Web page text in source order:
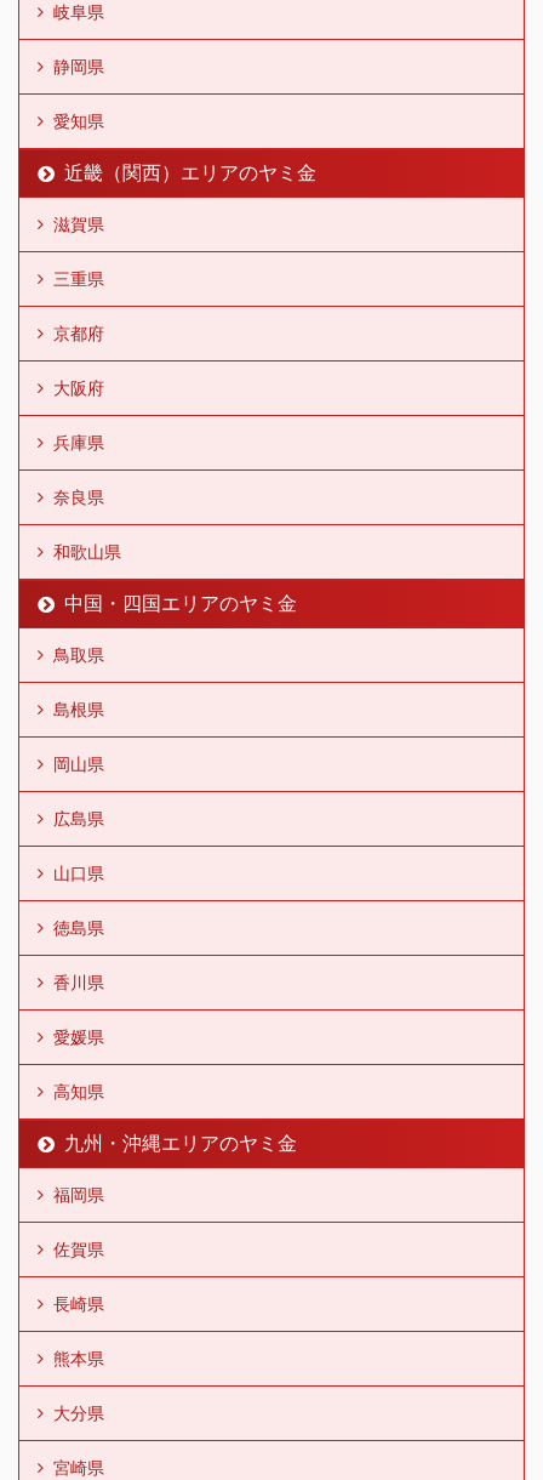
岐阜県
静岡県
愛知県
近畿（関西）エリアのヤミ金
滋賀県
三重県
京都府
大阪府
兵庫県
奈良県
和歌山県
中国・四国エリアのヤミ金
鳥取県
島根県
岡山県
広島県
山口県
徳島県
香川県
愛媛県
高知県
九州・沖縄エリアのヤミ金
福岡県
佐賀県
長崎県
熊本県
大分県
宮崎県